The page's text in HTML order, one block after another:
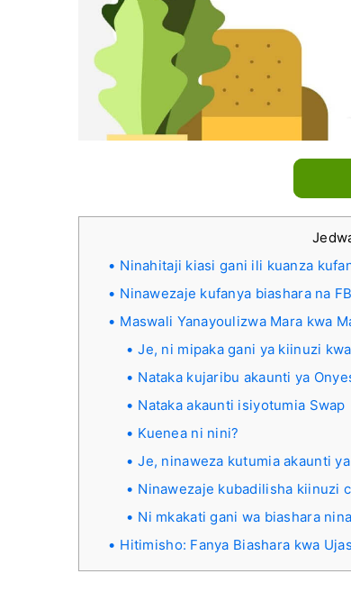
Ninahitaji kiasi gani ili kuanza
Ninawezaje kufanya biashara na
Maswali Yanayoulizwa Mara kwa
Je, ni mipaka gani ya kiinuzi
Nataka kujaribu akaunti ya
Nataka akaunti isiyotumia Swap
Kuenea ni nini?
Je, ninaweza kutumia akaunti
Ninawezaje kubadilisha kiinuzi
Ni mkakati gani wa biashara
Hitimisho: Fanya Biashara kwa